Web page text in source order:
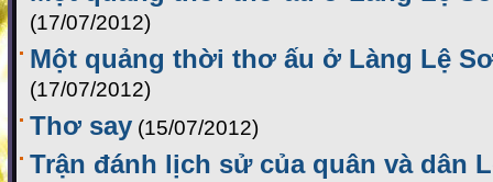
(17/07/2012)
Một quảng thời thơ ấu ở Làng Lệ
(17/07/2012)
Thơ say (15/07/2012)
Trận đánh lịch sử của quân và dân